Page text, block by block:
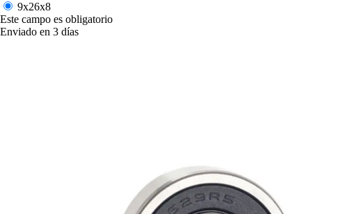
9x26x8
Este campo es obligatorio
Enviado en 3 días